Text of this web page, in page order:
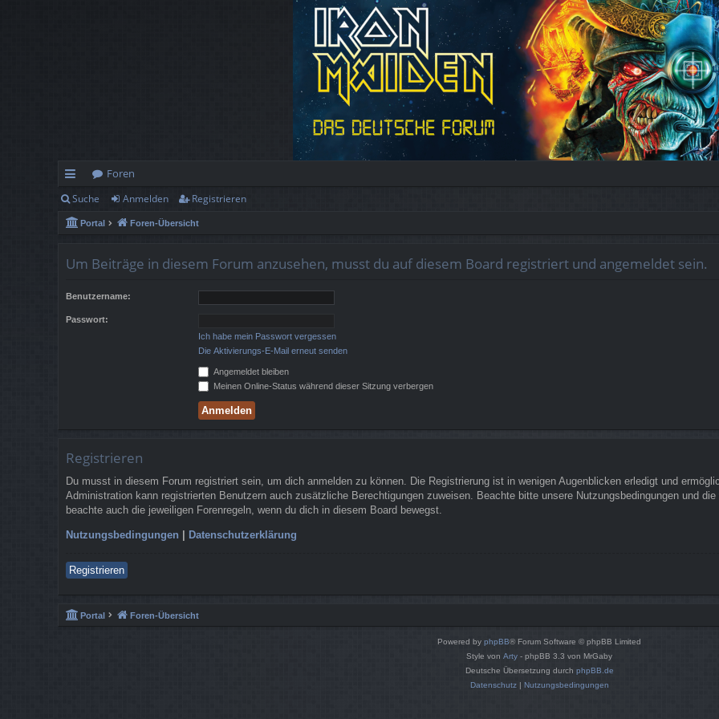
ch
ne
Foren
Suche Anmelden Registrieren
Portal Foren-Übersicht
Um Beiträge in diesem Forum anzusehen, musst du auf diesem Board registriert und angemeldet sein.
Benutzername:
Passwort:
Ich habe mein Passwort vergessen
Die Aktivierungs-E-Mail erneut senden
Angemeldet bleiben
Meinen Online-Status während dieser Sitzung verbergen
Registrieren
Du musst in diesem Forum registriert sein, um dich anmelden zu können. Die Registrierung ist in wenigen Augenblicken erledigt und
Administration kann registrierten Benutzern auch zusätzliche Berechtigungen zuweisen. Beachte bitte unsere Nutzungsbedingungen und
beachte auch die jeweiligen Forenregeln, wenn du dich in diesem Board bewegst.
Nutzungsbedingungen | Datenschutzerklärung
Registrieren
Portal Foren-Übersicht
Powered by phpBB® Forum Software © phpBB Limited
Style von Arty - phpBB 3.3 von MrGaby
Deutsche Übersetzung durch phpBB.de
Datenschutz| Nutzungsbedingungen